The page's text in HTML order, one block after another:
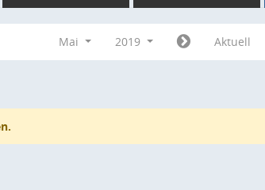
Mai 2019 Aktuell